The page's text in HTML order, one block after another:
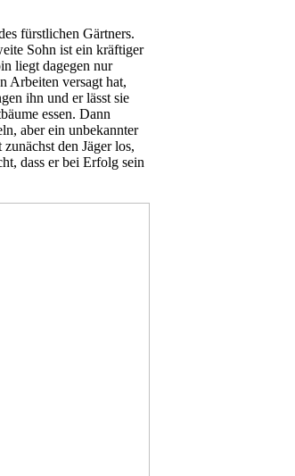
fürstlichen Gärtners.
Sohn ist ein kräftiger
liegt dagegen nur
Arbeiten versagt hat,
ihn und er lässt sie
essen. Dann
aber ein unbekannter
den Jäger los,
dass er bei Erfolg sein